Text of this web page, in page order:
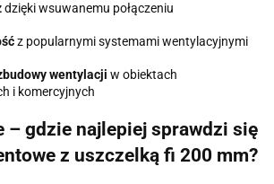
dzięki wsuwanemu połączeniu
z popularnymi systemami wentylacyjnymi
wentylacji w obiektach
i komercyjnych
– gdzie najlepiej sprawdzi się
z uszczelką fi 200 mm?